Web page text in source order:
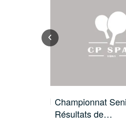
Championnat
Résultats de…